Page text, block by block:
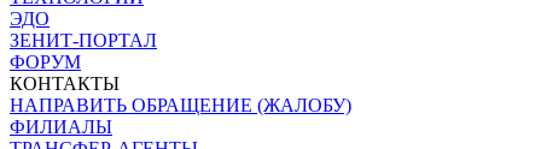
ЭДО
ЗЕНИТ-ПОРТАЛ
ФОРУМ
КОНТАКТЫ
НАПРАВИТЬ ОБРАЩЕНИЕ (ЖАЛОБУ)
ФИЛИАЛЫ